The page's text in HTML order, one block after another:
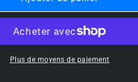
N°1763
Plus de moyens de paiement